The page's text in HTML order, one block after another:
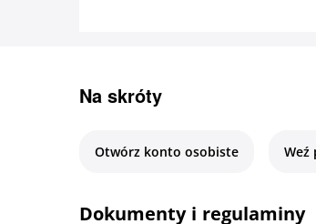
Na skróty
Otwórz konto osobiste Weź
Dokumenty i regulaminy